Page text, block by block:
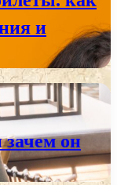
и
он